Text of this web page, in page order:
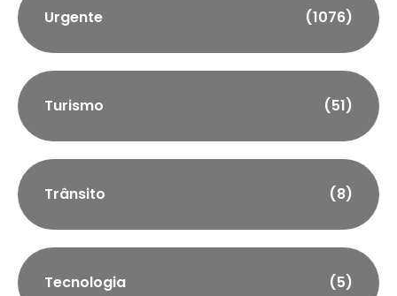
Urgente (1076)
Turismo (51)
Trânsito (8)
Tecnologia (5)